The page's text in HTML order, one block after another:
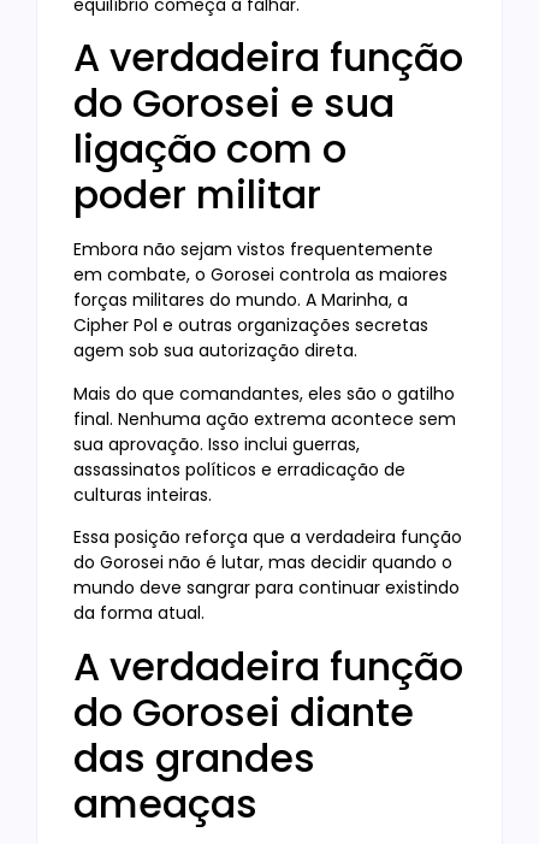
equilíbrio começa a falhar.
A verdadeira função
do Gorosei e sua
ligação com o
poder militar
Embora não sejam vistos frequentemente
em combate, o Gorosei controla as maiores
forças militares do mundo. A Marinha, a
Cipher Pol e outras organizações secretas
agem sob sua autorização direta.
Mais do que comandantes, eles são o gatilho
final. Nenhuma ação extrema acontece sem
sua aprovação. Isso inclui guerras,
assassinatos políticos e erradicação de
culturas inteiras.
Essa posição reforça que a verdadeira função
do Gorosei não é lutar, mas decidir quando o
mundo deve sangrar para continuar existindo
da forma atual.
A verdadeira função
do Gorosei diante
das grandes
ameaças